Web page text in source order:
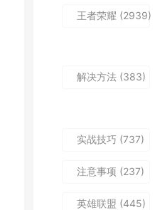
王者荣耀 (2939)
解决方法 (383)
实战技巧 (737)
注意事项 (237)
英雄联盟 (445)